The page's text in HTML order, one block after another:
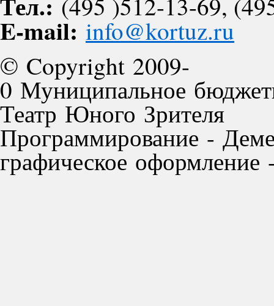
E-mail: info@kortuz.ru
© Copyright 2009-
0 Муниципальное
Театр Юного Зрителя
Программирование -
графическое оформление